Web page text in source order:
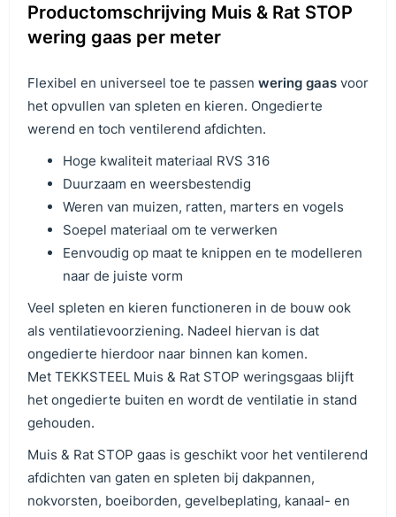
Productomschrijving Muis & Rat STOP
wering gaas per meter
Flexibel en universeel toe te passen wering gaas voor
het opvullen van spleten en kieren. Ongedierte
werend en toch ventilerend afdichten.
Hoge kwaliteit materiaal RVS 316
Duurzaam en weersbestendig
Weren van muizen, ratten, marters en vogels
Soepel materiaal om te verwerken
Eenvoudig op maat te knippen en te modelleren
naar de juiste vorm
Veel spleten en kieren functioneren in de bouw ook
als ventilatievoorziening. Nadeel hiervan is dat
ongedierte hierdoor naar binnen kan komen.
Met TEKKSTEEL Muis & Rat STOP weringsgaas blijft
het ongedierte buiten en wordt de ventilatie in stand
gehouden.
Muis & Rat STOP gaas is geschikt voor het ventilerend
afdichten van gaten en spleten bij dakpannen,
nokvorsten, boeiborden, gevelbeplating, kanaal- en